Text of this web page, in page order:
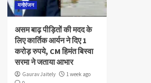
मनोरंजन
असम बाढ़ पीड़ितों की मदद के
लिए कार्तिक आर्यन ने दिए 1
करोड़ रुपये, CM हिमंत बिस्वा
सरमा ने जताया आभार
Gaurav Jaitely
1 week ago